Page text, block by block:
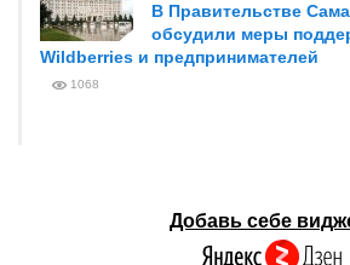
В Правительстве
обсудили меры
Wildberries и предпринимателей
1068
Добавь себе